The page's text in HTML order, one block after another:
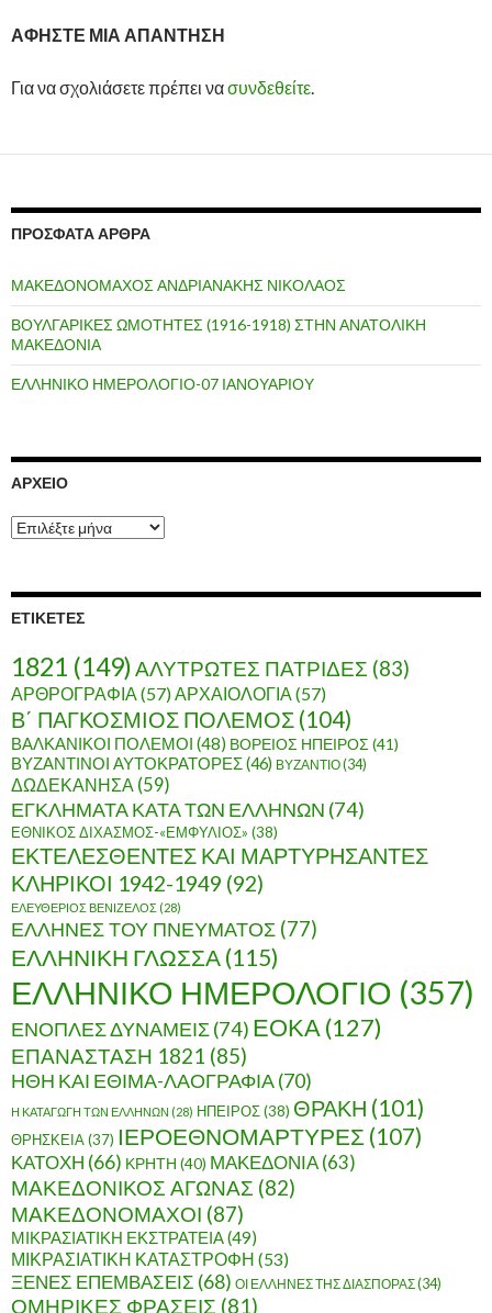
ΑΦΉΣΤΕ ΜΙΑ ΑΠΆΝΤΗΣΗ
Για να σχολιάσετε πρέπει νασυνδεθείτε
ΠΡΌΣΦΑΤΑ ΆΡΘΡΑ
ΜΑΚΕΔΟΝΟΜΑΧΟΣ ΑΝΔΡΙΑΝΑΚΗΣ ΝΙΚΟΛΑΟΣ
ΒΟΥΛΓΑΡΙΚΕΣ ΩΜΟΤΗΤΕΣ (1916-1918) ΣΤΗΝ ΑΝΑΤΟΛΙΚΗ
ΜΑΚΕΔΟΝΙΑ
ΕΛΛΗΝΙΚΟ ΗΜΕΡΟΛΟΓΙΟ-07 ΙΑΝΟΥΑΡΙΟΥ
ΑΡΧΕΊΟ
Α
ρ
ο
ΕΤΙΚΈΤΕΣ
1821 (149) ΑΛΥΤΡΩΤΕΣ ΠΑΤΡΙΔΕΣ (83)
ΑΡΘΡΟΓΡΑΦΙΑ (57) ΑΡΧΑΙΟΛΟΓΙΑ (57)
Β΄ ΠΑΓΚΟΣΜΙΟΣ ΠΟΛΕΜΟΣ (104)
ΒΑΛΚΑΝΙΚΟΙ ΠΟΛΕΜΟΙ (48) ΒΟΡΕΙΟΣ ΗΠΕΙΡΟΣ (41)
ΒΥΖΑΝΤΙΝΟΙ ΑΥΤΟΚΡΑΤΟΡΕΣ(46) ΒΥΖΑΝΤΙΟ(34)
ΔΩΔΕΚΑΝΗΣΑ (59)
ΕΓΚΛΗΜΑΤΑ ΚΑΤΑ ΤΩΝ ΕΛΛΗΝΩΝ (74)
ΕΘΝΙΚΟΣ ΔΙΧΑΣΜΟΣ-«ΕΜΦΥΛΙΟΣ» (38)
ΕΚΤΕΛΕΣΘΕΝΤΕΣ ΚΑΙ ΜΑΡΤΥΡΗΣΑΝΤΕΣ
ΚΛΗΡΙΚΟΙ 1942-1949 (92)
ΕΛΕΥΘΕΡΙΟΣ ΒΕΝΙΖΕΛΟΣ (28)
ΕΛΛΗΝΕΣ ΤΟΥ ΠΝΕΥΜΑΤΟΣ (77)
ΕΛΛΗΝΙΚΗ ΓΛΩΣΣΑ (115)
ΕΛΛΗΝΙΚΟ ΗΜΕΡΟΛΟΓΙΟ (357)
ΕΝΟΠΛΕΣ ΔΥΝΑΜΕΙΣ(74) ΕΟΚΑ (127)
ΕΠΑΝΑΣΤΑΣΗ 1821 (85)
ΗΘΗ ΚΑΙ ΕΘΙΜΑ-ΛΑΟΓΡΑΦΙΑ(70)
Η ΚΑΤΑΓΩΓΗ ΤΩΝ ΕΛΛΗΝΩΝ (28) ΗΠΕΙΡΟΣ(38) ΘΡΑΚΗ (101)
ΘΡΗΣΚΕΙΑ(37) ΙΕΡΟΕΘΝΟΜΑΡΤΥΡΕΣ (107)
ΚΑΤΟΧΗ (66) ΚΡΗΤΗ (40) ΜΑΚΕΔΟΝΙΑ(63)
ΜΑΚΕΔΟΝΙΚΟΣ ΑΓΩΝΑΣ (82)
ΜΑΚΕΔΟΝΟΜΑΧΟΙ (87)
ΜΙΚΡΑΣΙΑΤΙΚΗ ΕΚΣΤΡΑΤΕΙΑ (49)
ΜΙΚΡΑΣΙΑΤΙΚΗ ΚΑΤΑΣΤΡΟΦΗ (53)
ΞΕΝΕΣ ΕΠΕΜΒΑΣΕΙΣ (68) ΟΙ ΕΛΛΗΝΕΣ ΤΗΣ ΔΙΑΣΠΟΡΑΣ(34)
ΟΜΗΡΙΚΕΣ ΦΡΑΣΕΙΣ (81)